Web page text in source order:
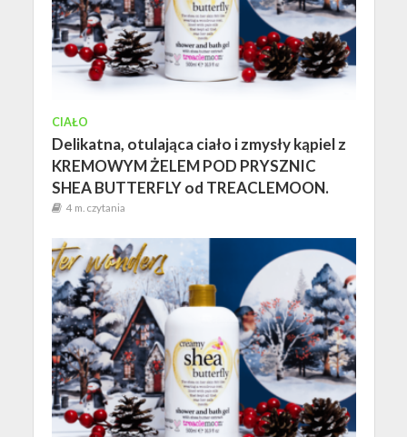
CIAŁO
Delikatna, otulająca ciało i zmysły kąpiel z
KREMOWYM ŻELEM POD PRYSZNIC
SHEA BUTTERFLY od TREACLEMOON.
4 m. czytania